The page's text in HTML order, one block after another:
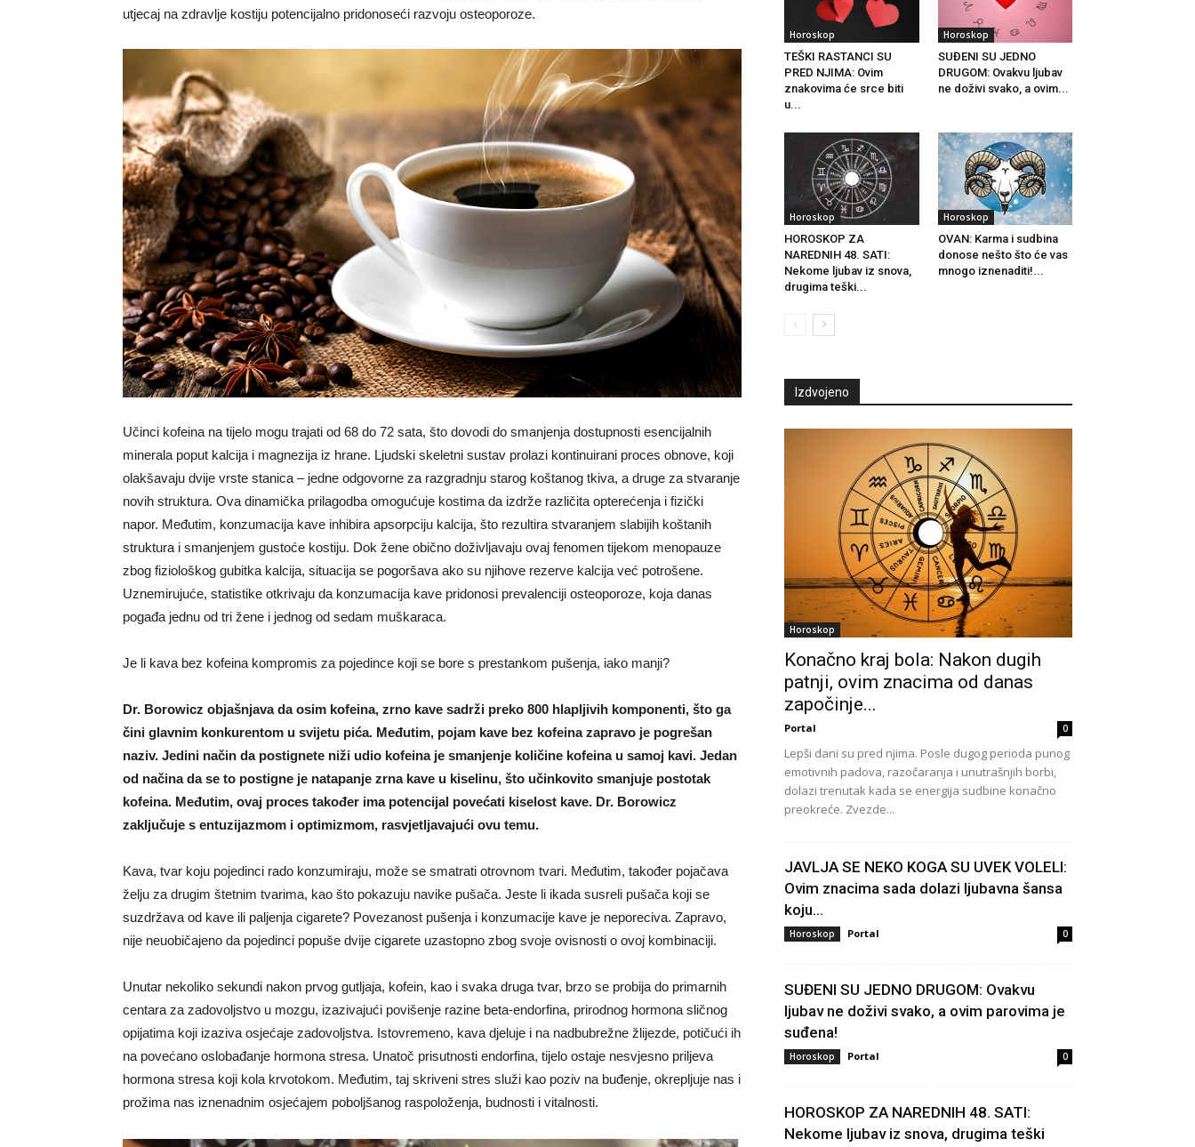
utjecaj na zdravlje kostiju potencijalno pridonoseći razvoju osteoporoze.
Učinci kofeina na tijelo mogu trajati od 68 do 72 sata, što dovodi do smanjenja dostupnosti esencijalnih
minerala poput kalcija i magnezija iz hrane. Ljudski skeletni sustav prolazi kontinuirani proces obnove, koji
olakšavaju dvije vrste stanica – jedne odgovorne za razgradnju starog koštanog tkiva, a druge za stvaranje
novih struktura. Ova dinamička prilagodba omogućuje kostima da izdrže različita opterećenja i fizički
napor. Međutim, konzumacija kave inhibira apsorpciju kalcija, što rezultira stvaranjem slabijih koštanih
struktura i smanjenjem gustoće kostiju. Dok žene obično doživljavaju ovaj fenomen tijekom menopauze
zbog fiziološkog gubitka kalcija, situacija se pogoršava ako su njihove rezerve kalcija već potrošene.
Uznemirujuće, statistike otkrivaju da konzumacija kave pridonosi prevalenciji osteoporoze, koja danas
pogađa jednu od tri žene i jednog od sedam muškaraca.
Je li kava bez kofeina kompromis za pojedince koji se bore s prestankom pušenja, iako manji?
Dr. Borowicz objašnjava da osim kofeina, zrno kave sadrži preko 800 hlapljivih komponenti, što ga
čini glavnim konkurentom u svijetu pića. Međutim, pojam kave bez kofeina zapravo je pogrešan
naziv. Jedini način da postignete niži udio kofeina je smanjenje količine kofeina u samoj kavi. Jedan
od načina da se to postigne je natapanje zrna kave u kiselinu, što učinkovito smanjuje postotak
kofeina. Međutim, ovaj proces također ima potencijal povećati kiselost kave. Dr. Borowicz
zaključuje s entuzijazmom i optimizmom, rasvjetljavajući ovu temu.
Kava, tvar koju pojedinci rado konzumiraju, može se smatrati otrovnom tvari. Međutim, također pojačava
želju za drugim štetnim tvarima, kao što pokazuju navike pušača. Jeste li ikada susreli pušača koji se
suzdržava od kave ili paljenja cigarete? Povezanost pušenja i konzumacije kave je neporeciva. Zapravo,
nije neuobičajeno da pojedinci popuše dvije cigarete uzastopno zbog svoje ovisnosti o ovoj kombinaciji.
Unutar nekoliko sekundi nakon prvog gutljaja, kofein, kao i svaka druga tvar, brzo se probija do primarnih
centara za zadovoljstvo u mozgu, izazivajući povišenje razine beta-endorfina, prirodnog hormona sličnog
opijatima koji izaziva osjećaje zadovoljstva. Istovremeno, kava djeluje i na nadbubrežne žlijezde, potičući ih
na povećano oslobađanje hormona stresa. Unatoč prisutnosti endorfina, tijelo ostaje nesvjesno priljeva
hormona stresa koji kola krvotokom. Međutim, taj skriveni stres služi kao poziv na buđenje, okrepljuje nas i
prožima nas iznenadnim osjećajem poboljšanog raspoloženja, budnosti i vitalnosti.
Horoskop
TEŠKI RASTANCI SU
PRED NJIMA: Ovim
znakovima će srce biti
u...
Horoskop
SUĐENI SU JEDNO
DRUGOM: Ovakvu ljubav
ne doživi svako, a ovim...
Horoskop
HOROSKOP ZA
NAREDNIH 48. SATI:
Nekome ljubav iz snova,
drugima teški...
Horoskop
OVAN: Karma i sudbina
donose nešto što će vas
mnogo iznenaditi!...
Izdvojeno
Horoskop
Konačno kraj bola: Nakon dugih
patnji, ovim znacima od danas
započinje...
Portal 0
Lepši dani su pred njima. Posle dugog perioda punog
emotivnih padova, razočaranja i unutrašnjih borbi,
dolazi trenutak kada se energija sudbine konačno
preokreće. Zvezde...
JAVLJA SE NEKO KOGA SU UVEK VOLELI:
Ovim znacima sada dolazi ljubavna šansa
koju...
Horoskop Portal 0
SUĐENI SU JEDNO DRUGOM: Ovakvu
ljubav ne doživi svako, a ovim parovima je
suđena!
Horoskop Portal 0
HOROSKOP ZA NAREDNIH 48. SATI:
Nekome ljubav iz snova, drugima teški